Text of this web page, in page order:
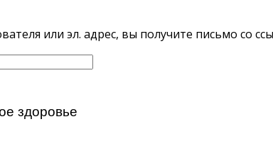
или эл. адрес, вы получите письмо со
здоровье